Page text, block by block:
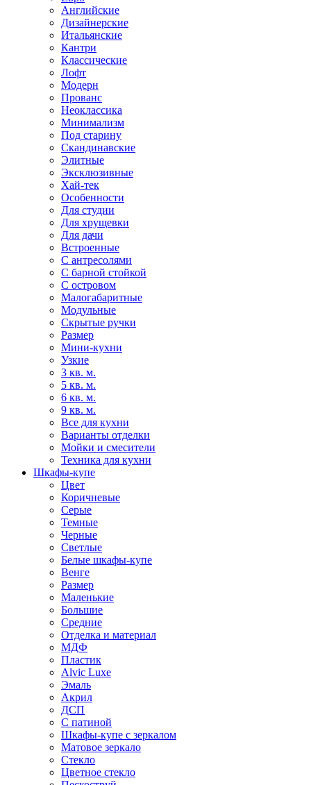
Английские
Дизайнерские
Итальянские
Кантри
Классические
Лофт
Модерн
Прованс
Неоклассика
Минимализм
Под старину
Скандинавские
Элитные
Эксклюзивные
Хай-тек
Особенности
Для студии
Для хрущевки
Для дачи
Встроенные
С антресолями
С барной стойкой
С островом
Малогабаритные
Модульные
Скрытые ручки
Размер
Мини-кухни
Узкие
3 кв. м.
5 кв. м.
6 кв. м.
9 кв. м.
Все для кухни
Варианты отделки
Мойки и смесители
Техника для кухни
Шкафы-купе
Цвет
Коричневые
Серые
Темные
Черные
Светлые
Белые шкафы-купе
Венге
Размер
Маленькие
Большие
Средние
Отделка и материал
МДФ
Пластик
Alvic Luxe
Эмаль
Акрил
ДСП
С патиной
Шкафы-купе с зеркалом
Матовое зеркало
Стекло
Цветное стекло